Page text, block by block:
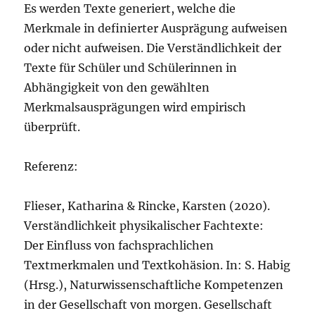
Es werden Texte generiert, welche die
Merkmale in definierter Ausprägung aufweisen
oder nicht aufweisen. Die Verständlichkeit der
Texte für Schüler und Schülerinnen in
Abhängigkeit von den gewählten
Merkmalsausprägungen wird empirisch
überprüft.
Referenz:
Flieser, Katharina & Rincke, Karsten (2020).
Verständlichkeit physikalischer Fachtexte:
Der Einfluss von fachsprachlichen
Textmerkmalen und Textkohäsion. In: S. Habig
(Hrsg.), Naturwissenschaftliche Kompetenzen
in der Gesellschaft von morgen. Gesellschaft